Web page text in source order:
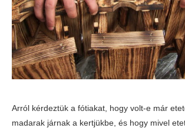
Arról kérdeztük a fótiakat, hogy volt-e már
madarak járnak a kertjükbe, és hogy mivel